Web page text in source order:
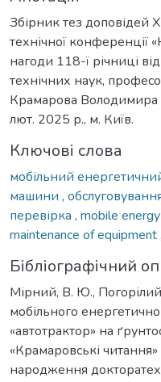
Збірник тез доповідей
технічної конференції
нагоди 118-ї річниці
технічних наук,
Крамарова
лют. 2025 р., м. Київ.
Ключові слова
мобільний
машини ,
перевірка , mobile
maintenance of equipment,
Бібліографічний
Мірний, В. Ю.,
мобільного
«автотрактор» на
«Крамаровські
народження